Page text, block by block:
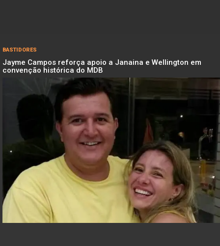
BASTIDORES
Jayme Campos reforça apoio a Janaina e Wellington em
convenção histórica do MDB